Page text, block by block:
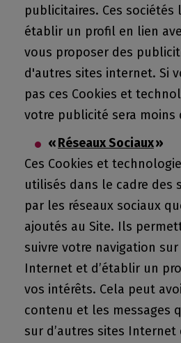
publicitaires. Ces
établir un profil en lien
vous proposer des
d'autres sites internet. Si
pas ces Cookies et
votre publicité sera moins
«Réseaux Sociaux»
Ces Cookies et
utilisés dans le cadre des
par les réseaux sociaux
ajoutés au Site. Ils
suivre votre navigation sur
Internet et d’établir un
vos intérêts. Cela peut
contenu et les messages
sur d’autres sites